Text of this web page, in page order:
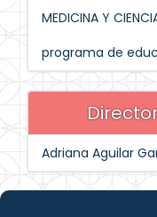
MEDICINA Y
programa de
Adriana Aguilar